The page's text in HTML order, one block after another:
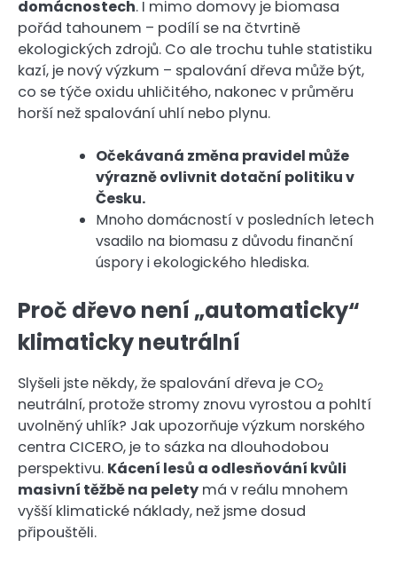
domácnostech. I mimo domovy je biomasa
pořád tahounem – podílí se na čtvrtině
ekologických zdrojů. Co ale trochu tuhle statistiku
kazí, je nový výzkum – spalování dřeva může být,
co se týče oxidu uhličitého, nakonec v průměru
horší než spalování uhlí nebo plynu.
Očekávaná změna pravidel může
výrazně ovlivnit dotační politiku v
Česku.
Mnoho domácností v posledních letech
vsadilo na biomasu z důvodu finanční
úspory i ekologického hlediska.
Proč dřevo není „automaticky“
klimaticky neutrální
Slyšeli jste někdy, že spalování dřeva je CO2
neutrální, protože stromy znovu vyrostou a pohltí
uvolněný uhlík? Jak upozorňuje výzkum norského
centra CICERO, je to sázka na dlouhodobou
perspektivu. Kácení lesů a odlesňování kvůli
masivní těžbě na pelety má v reálu mnohem
vyšší klimatické náklady, než jsme dosud
připouštěli.